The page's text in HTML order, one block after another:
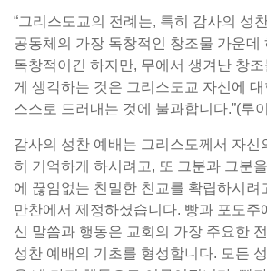
“그리스도교의 전례는, 특히 감사의 성
공동체의 가장 독창적인 창조물 가운데
독창적이긴 하지만, 무에서 생겨난 창
게 생각하는 것은 그리스도교 자신에
스스로 드러내는 것에 불과합니다.”(루
감사의 성찬 예배는 그리스도께서 자신
히 기억하게 하시려고, 또 그분과 그분
에 끊임없는 친밀한 친교를 확립하시려
만찬에서 제정하셨습니다. 빵과 포도주
신 말씀과 행동은 교회의 가장 주요한
성찬 예배의 기초를 형성합니다. 모든